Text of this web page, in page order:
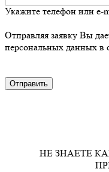
Укажите телефон или e-
Отправляя заявку Вы
персональных данных в
НЕ ЗНАЕТЕ